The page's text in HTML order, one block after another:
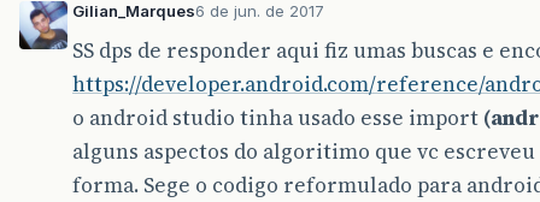
Gilian_Marques6 de jun. de 2017
SS dps de responder aqui fiz umas buscas e
https://developer.android.com/reference/
o android studio tinha usado esse import
alguns aspectos do algoritimo que vc
forma. Sege o codigo reformulado para